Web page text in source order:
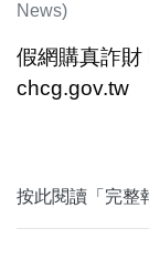
News)
假網購真詐
chcg.gov.tw
按此閱讀「完整